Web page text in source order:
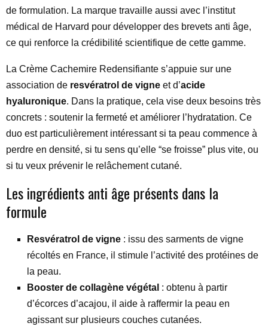
de formulation. La marque travaille aussi avec l’institut
médical de Harvard pour développer des brevets anti âge,
ce qui renforce la crédibilité scientifique de cette gamme.
La Crème Cachemire Redensifiante s’appuie sur une
association de resvératrol de vigne et d’acide
hyaluronique. Dans la pratique, cela vise deux besoins très
concrets : soutenir la fermeté et améliorer l’hydratation. Ce
duo est particulièrement intéressant si ta peau commence à
perdre en densité, si tu sens qu’elle “se froisse” plus vite, ou
si tu veux prévenir le relâchement cutané.
Les ingrédients anti âge présents dans la
formule
Resvératrol de vigne : issu des sarments de vigne
récoltés en France, il stimule l’activité des protéines de
la peau.
Booster de collagène végétal : obtenu à partir
d’écorces d’acajou, il aide à raffermir la peau en
agissant sur plusieurs couches cutanées.